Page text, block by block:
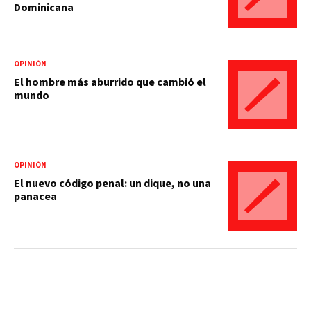
Dominicana
OPINIÓN
El hombre más aburrido que cambió el
mundo
OPINIÓN
El nuevo código penal: un dique, no una
panacea